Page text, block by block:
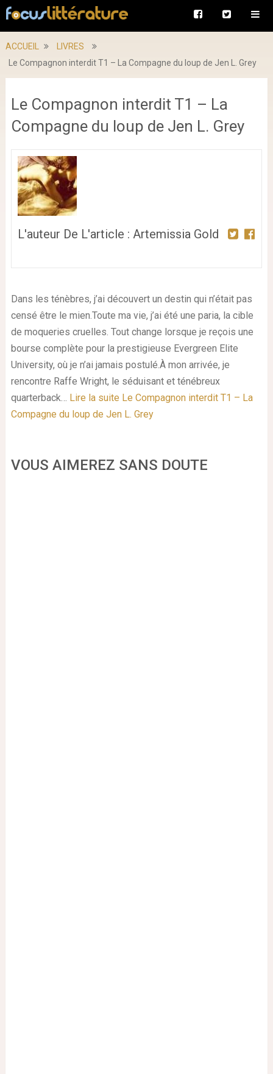
ACCUEIL
LIVRES
Le Compagnon interdit T1 – La Compagne du loup de Jen L. Grey
Le Compagnon interdit T1 – La
Compagne du loup de Jen L. Grey
L'auteur De L'article : Artemissia Gold
Dans les ténèbres, j’ai découvert un destin qui n’était pas
censé être le mien.Toute ma vie, j’ai été une paria, la cible
de moqueries cruelles. Tout change lorsque je reçois une
bourse complète pour la prestigieuse Evergreen Elite
University, où je n’ai jamais postulé.À mon arrivée, je
rencontre Raffe Wright, le séduisant et ténébreux
quarterback… Lire la suite Le Compagnon interdit T1 – La
Compagne du loup de Jen L. Grey
VOUS AIMEREZ SANS DOUTE